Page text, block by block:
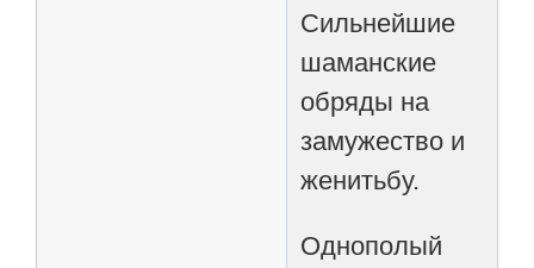
Сильнейшие
шаманские
обряды на
замужество и
женитьбу.
Однополый